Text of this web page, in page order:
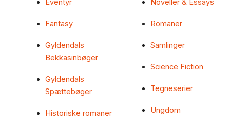
Fantasy
Gyldendals
Bekkasinbøger
Gyldendals
Spættebøger
Historiske romaner
Romaner
Samlinger
Science Fiction
Tegneserier
Ungdom